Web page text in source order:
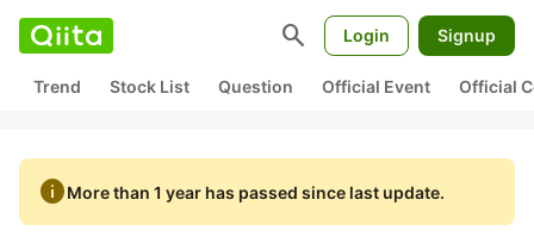
search Login Signup
Trend Stock List Question Official Event Official
infoMore than 1 year has passed since last update.